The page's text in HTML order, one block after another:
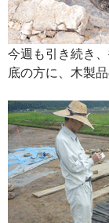
今週も引き続き
底の方に、木製